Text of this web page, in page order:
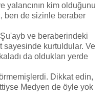
yalancının kim olduğunu
ben de sizinle beraber
ve beraberindeki
sayesinde kurtuldular. Ve
da oldukları yerde
Dikkat edin,
Medyen de öyle yok